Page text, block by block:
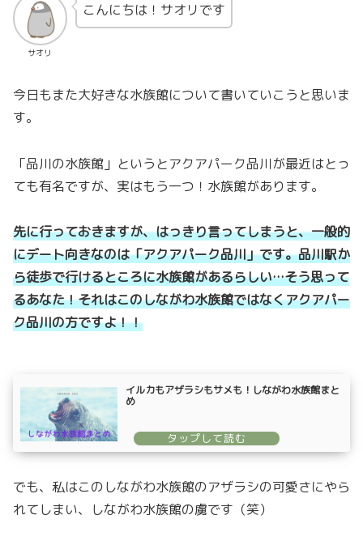
サオリ
こんにちは！サオリです
今日もまた大好きな水族館について書いていこうと思いま
す。
「品川の水族館」というとアクアパーク品川が最近はとっ
ても有名ですが、実はもう一つ！水族館があります。
先に行っておきますが、はっきり言ってしまうと、一般的
にデート向きなのは「アクアパーク品川」です。品川駅か
ら徒歩で行けるところに水族館があるらしい…そう思って
るあなた！それはこのしながわ水族館ではなくアクアパー
ク品川の方ですよ！！
イルカもアザラシもサメも！しながわ水族館まと
め
でも、私はこのしながわ水族館のアザラシの可愛さにやら
れてしまい、しながわ水族館の虜です（笑）